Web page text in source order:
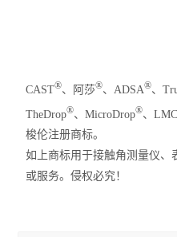
CAST®、阿莎®、ADSA®、
TheDrop®、MicroDrop®、
梭伦注册商标。
如上商标用于接触角测量仪、
或服务。侵权必究！